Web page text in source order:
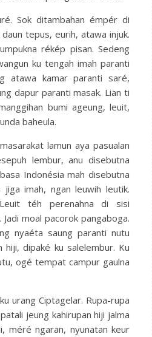
Sok ditambahan émpér di
tepus, eurih, atawa injuk.
rékép pisan. Sedeng
ku tengah imah paranti
atawa kamar paranti saré,
dapur paranti masak. Lian ti
bumi ageung, leuit,
baheula.
lamun aya pasualan
lembur, anu disebutna
Indonésia mah disebutna
jiga imah, ngan leuwih leutik.
téh perenahna di sisi
moal pacorok pangaboga.
nyaéta saung paranti nutu
hiji, dipaké ku salelembur. Ku
ogé tempat campur gaulna
urang Ciptagelar. Rupa-rupa
jeung kahirupan hiji jalma
méré ngaran, nyunatan keur